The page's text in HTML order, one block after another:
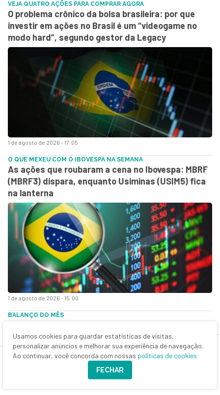
1 de agosto de 2026 - 17:05
VEJA QUATRO AÇÕES PARA COMPRAR AGORA
O problema crônico da bolsa brasileira: por que
investir em ações no Brasil é um “videogame no
modo hard”, segundo gestor da Legacy
1 de agosto de 2026 - 15:00
O QUE MEXEU COM O IBOVESPA NA SEMANA
As ações que roubaram a cena no Ibovespa: MBRF
(MBRF3) dispara, enquanto Usiminas (USIM5) fica
na lanterna
BALANÇO DO MÊS
julho, mas outro investimento sai à frente dos dois
Usamos cookies para guardar estatísticas de visitas,
personalizar anúncios e melhorar sua experiência de navegação.
Ao continuar, você concorda com nossas políticas de cookies
FECHAR